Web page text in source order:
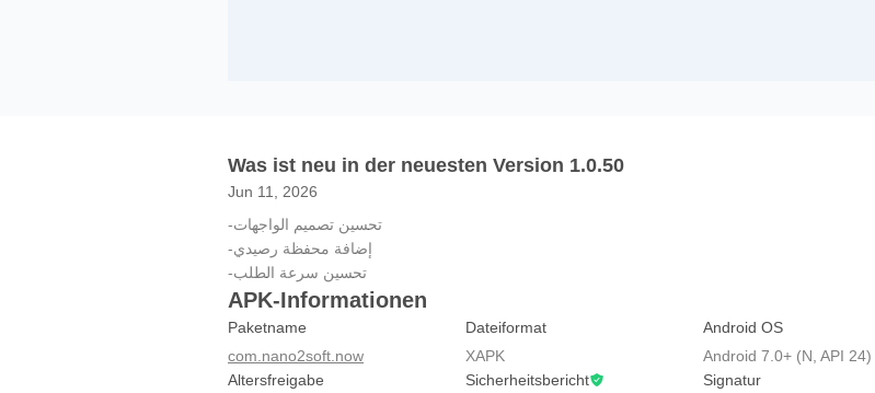
Was ist neu in der neuesten Version 1.0.50
Jun 11, 2026
-تحسين تصميم الواجهات
-إضافة محفظة رصيدي
-تحسين سرعة الطلب
APK-Informationen
Paketname
com.nano2soft.now
Dateiformat
XAPK
Android OS
Android 7.0+ (N, API 24)
Altersfreigabe
Sicherheitsbericht
Signatur